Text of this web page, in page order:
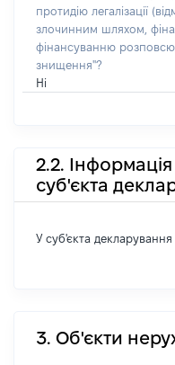
протидію легалізації
злочинним шляхом,
фінансуванню
знищення"?
Ні
2.2. Інформація
суб'єкта
У суб'єкта декларування
3. Об'єкти